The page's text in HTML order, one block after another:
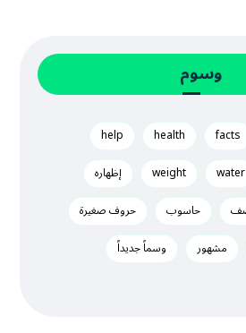
وسوم
facts
health
help
water
weight
إظهاره
حاسوب
حروف صغيرة
مشهور وسماً جديداً